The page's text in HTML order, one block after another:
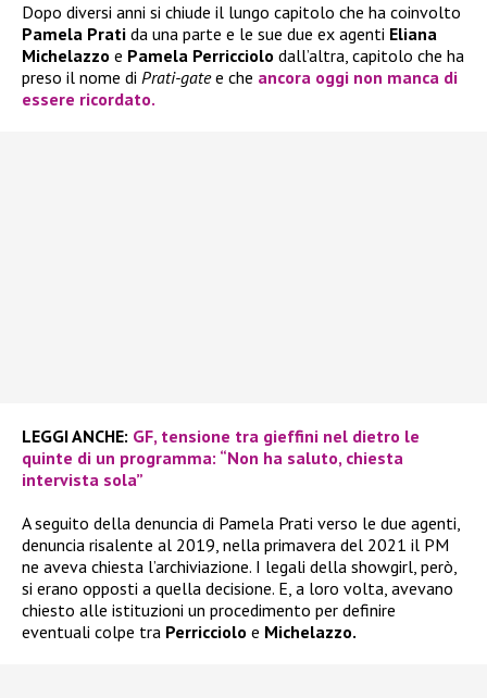
Dopo diversi anni si chiude il lungo capitolo che ha coinvolto
Pamela Prati da una parte e le sue due ex agenti Eliana
Michelazzo e Pamela Perricciolo dall’altra, capitolo che ha
preso il nome di Prati-gatee che ancora oggi non manca di
essere ricordato.
LEGGI ANCHE: GF, tensione tra gieffini nel dietro le
quinte di un programma: “Non ha saluto, chiesta
intervista sola”
A seguito della denuncia di Pamela Prati verso le due agenti,
denuncia risalente al 2019, nella primavera del 2021 il PM
ne aveva chiesta l’archiviazione. I legali della showgirl, però,
si erano opposti a quella decisione. E, a loro volta, avevano
chiesto alle istituzioni un procedimento per definire
eventuali colpe tra Perricciolo e Michelazzo.